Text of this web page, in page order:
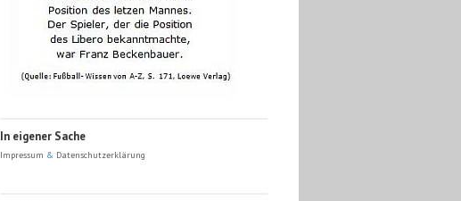
In eigener Sache
Impressum & Datenschutzerklärung